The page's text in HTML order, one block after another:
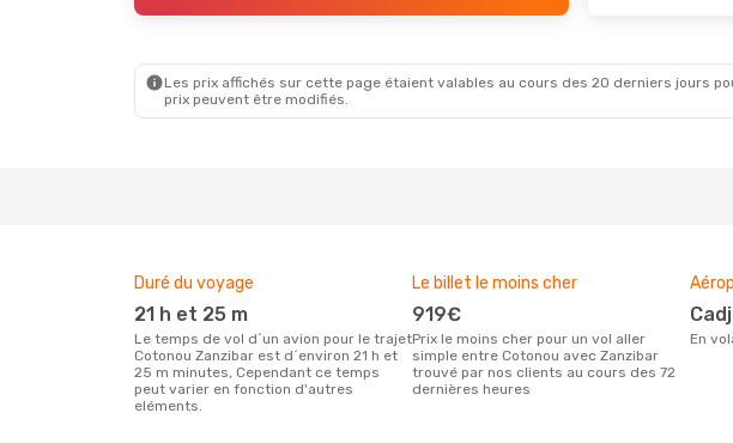
Les prix affichés sur cette page étaient valables au cours des 20 derniers jours
prix peuvent être modifiés.
Duré du voyage
21 h et 25 m
Le temps de vol d´un avion pour le trajet
Cotonou Zanzibar est d´environ 21 h et
25 m minutes, Cependant ce temps
peut varier en fonction d'autres
eléments.
Le billet le moins cher
919€
Prix le moins cher pour un vol aller
simple entre Cotonou avec Zanzibar
trouvé par nos clients au cours des 72
dernières heures
En